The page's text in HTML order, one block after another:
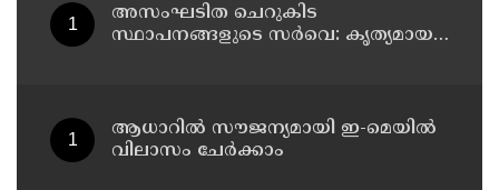
അസംഘടിത ചെറുകിട
സ്ഥാപനങ്ങളുടെ സർവെ: കൃത്യമായ
ആധാറിൽ സൗജന്യമായി ഇ-മെയിൽ
വിലാസം ചേർക്കാം